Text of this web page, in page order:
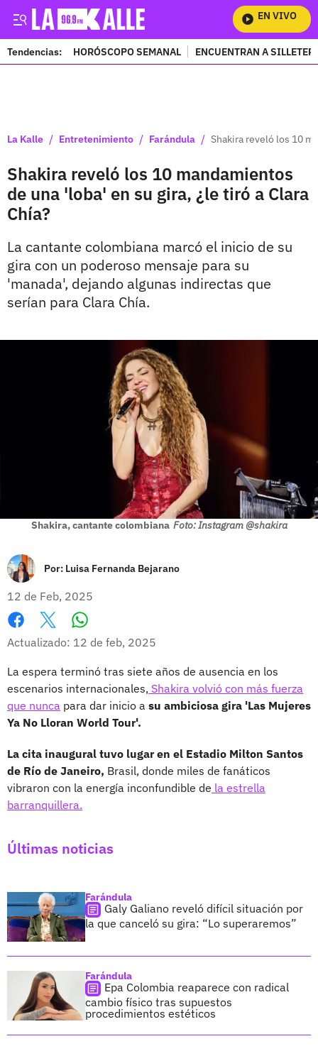
EN VIVO
Tendencias: HORÓSCOPO SEMANAL ENCUENTRAN A
La Kalle / Entretenimiento / Farándula / Shakira reveló los 10
Shakira reveló los 10 mandamientos
de una 'loba' en su gira, ¿le tiró a Clara
Chía?
La cantante colombiana marcó el inicio de su
gira con un poderoso mensaje para su
'manada', dejando algunas indirectas que
serían para Clara Chía.
Shakira, cantante colombiana Foto: Instagram @shakira
Por: Luisa Fernanda Bejarano
12 de Feb, 2025
Facebook
X
Actualizado: 12 de feb, 2025
La espera terminó tras siete años de ausencia en los
escenarios internacionales, Shakira volvió con más fuerza
que nunca para dar inicio a su ambiciosa gira 'Las Mujeres
Ya No Lloran World Tour'.
La cita inaugural tuvo lugar en el Estadio Milton Santos
de Río de Janeiro, Brasil, donde miles de fanáticos
vibraron con la energía inconfundible de la estrella
barranquillera.
Últimas noticias
Farándula
Galy Galiano reveló difícil situación por
la que canceló su gira: “Lo superaremos”
Farándula
Epa Colombia reaparece con radical
cambio físico tras supuestos
procedimientos estéticos